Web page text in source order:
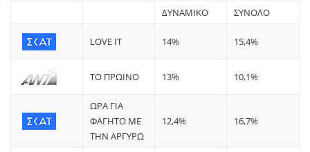
ΔΥΝΑΜΙΚΟ ΣΥΝΟΛΟ
LOVE IT 14% 15,4%
ΤΟ ΠΡΩΙΝΟ 13% 10,1%
ΩΡΑ ΓΙΑ
ΦΑΓΗΤΟ ΜΕ
ΤΗΝ ΑΡΓΥΡΩ
12,4% 16,7%